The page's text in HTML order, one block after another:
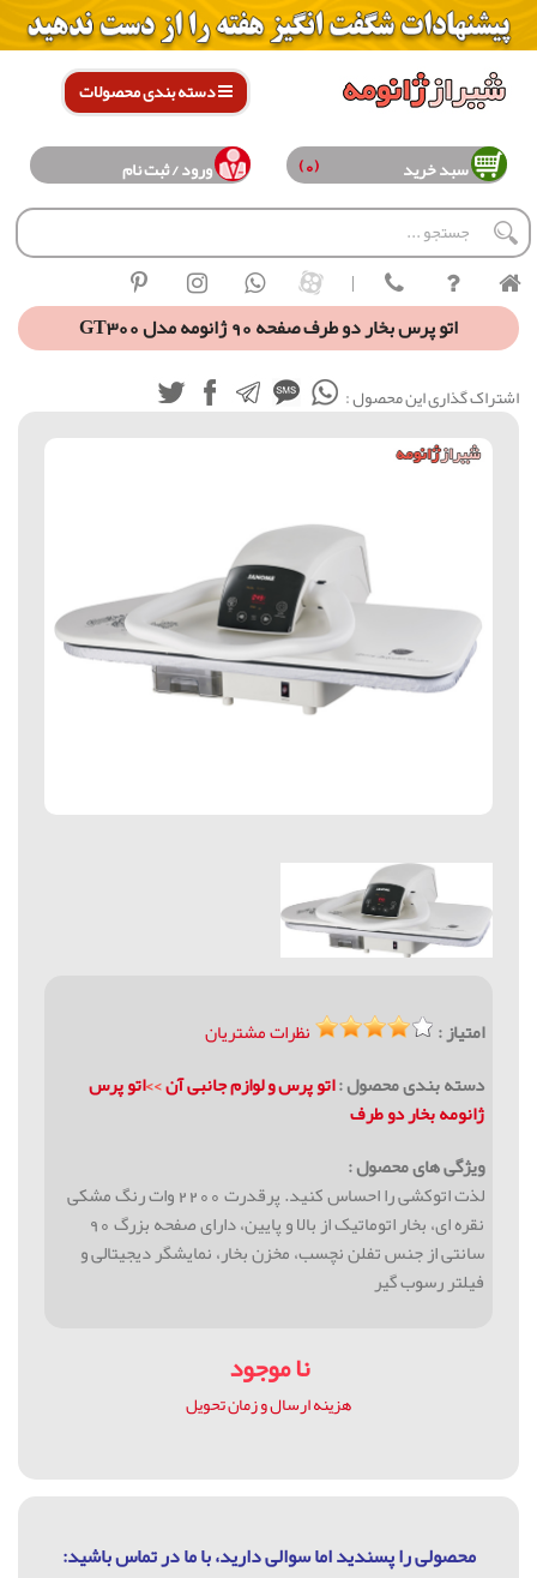
دسته بندی محصولات
سبد خرید (0) ورود / ثبت نام
|
اتو پرس بخار دو طرف صفحه 90 ژانومه مدل GT300
اشتراک گذاری این محصول :
امتیاز :
نظرات مشتریان
دسته بندی محصول :اتو پرس و لوازم جانبی آن>>اتو پرس
ژانومه بخار دو طرف
ویژگی های محصول :
لذت اتوکشی را احساس کنید. پرقدرت 2200 وات رنگ مشکی
نقره ای، بخار اتوماتیک از بالا و پایین، دارای صفحه بزرگ 90
سانتی از جنس تفلن نچسب، مخزن بخار، نمایشگر دیجیتالی و
فیلتر رسوب گیر
نا موجود
هزینه ارسال و زمان تحویل
محصولی را پسندید اما سوالی دارید، با ما در تماس باشيد: